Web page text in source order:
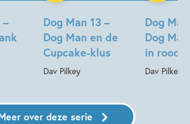
–
Dog Man 13 –
Dog Man en de
Cupcake-klus
Dav Pilkey
Dog
Dog
in rood
Dav Pilkey
over deze serie